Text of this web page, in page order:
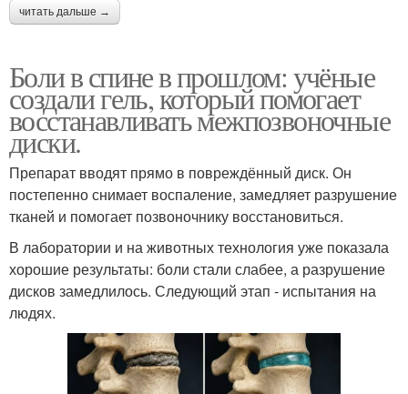
читать дальше →
Боли в спине в прошлом: учёные
создали гель, который помогает
восстанавливать межпозвоночные
диски.
Препарат вводят прямо в повреждённый диск. Он
постепенно снимает воспаление, замедляет разрушение
тканей и помогает позвоночнику восстановиться.
В лаборатории и на животных технология уже показала
хорошие результаты: боли стали слабее, а разрушение
дисков замедлилось. Следующий этап - испытания на
людях.